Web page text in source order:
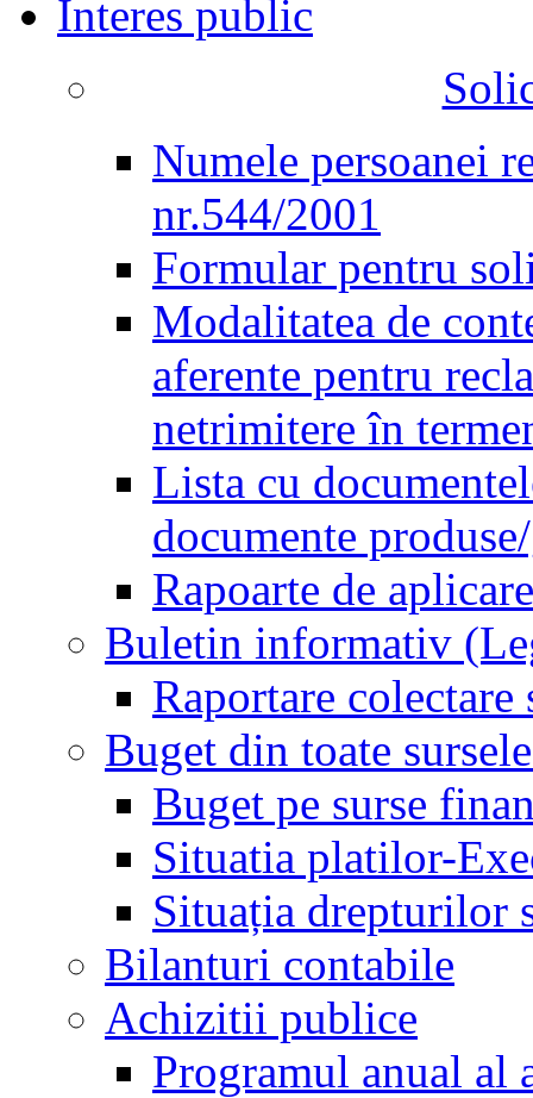
Interes public
Numele persoanei
nr.544/2001
Formular pentru
Modalitatea de
aferente pentru
netrimitere în
Lista cu
documente
Rapoarte de
Buletin informativ
Raportare colectare
Buget din toate
Buget pe surse
Situatia platilor-
Situația drepturilor
Bilanturi contabile
Achizitii publice
Programul anual